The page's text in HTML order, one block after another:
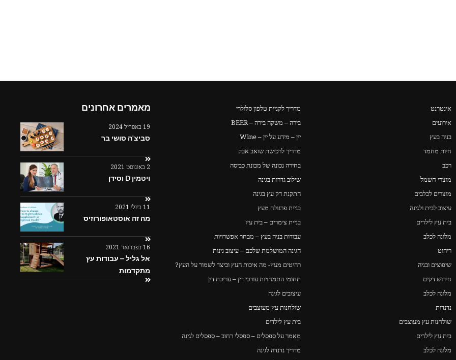
מאמרים אחרונים
19 באפריל 2024
סביצ'ה סושי בר
2 באוגוסט 2021
ויטמין D וסידן
11 ביולי 2021
מה זה אוסטאופורוזיס
16 בפברואר 2021
אל גליל – עבודות עץ
מתקדמות
מדריך לקניית טלפון סלולרי
בירה – משקה בירה – BEER
יין – מידע על יין – Wine
מדריך לרכישת שואב אבק
בחירה נכונה של מכונת כביסה
שילוב גדרות בגינה
התקנת דק עץ בגינה
בניית פרגולה מעץ
בניית צימרים – בית עץ
עבודות בניה בעץ – מבחר אפשרויות
הגינה המושלמת שלכם – עיצוב גינות
רהיטים מעץ- מה איכות העץ וכיצד לשמור על העץ?
תחומי התמחויות עורכי דין – עריכת דין
עיצובים לגינה
שולחנות עץ מעוצבים
בית עץ לילדים
מאמר על ספסלים – ספסלי רחוב – ספסלים לגינה
מדריך נדנדה לגינה
אינטרנט
אירועים
בניה בעץ
חיות מחמד
רכב
מוצרי חשמל
מוצרים לכלבים
עיצוב לבית ולגינה
בית עץ לילדים
מלונה לכלב
ריהוט
שיפוצים ובניה
חידוש דקים
מלונה לכלב
נדנדות
שולחנות עץ מעוצבים
בית עץ לילדים
מלונה לכלב